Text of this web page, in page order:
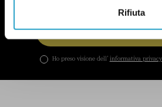
Rifiuta
ISCRIVITI
Ho preso visione dell’ informativa privacy